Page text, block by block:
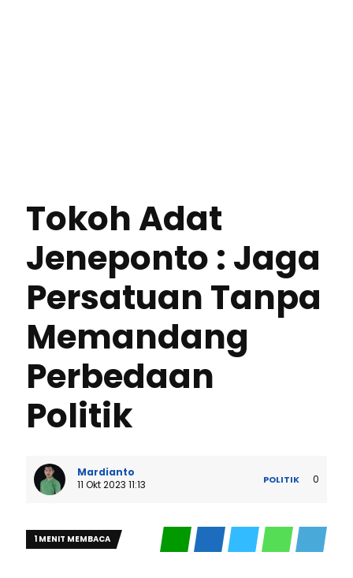
Tokoh Adat
Jeneponto : Jaga
Persatuan Tanpa
Memandang
Perbedaan
Politik
Mardianto
11 Okt 2023 11:13
POLITIK 0
1 MENIT MEMBACA